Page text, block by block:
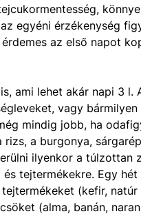
egyéni érzékenység
az első napot
ami lehet akár napi 3 l.
vagy
mindig jobb, ha
a burgonya,
ilyenkor a túlzottan
tejtermékekre. Egy hét
(kefir, natúr
(alma, banán,